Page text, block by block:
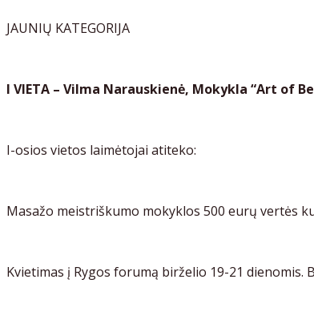
JAUNIŲ KATEGORIJA
I VIETA – Vilma Narauskienė, Mokykla “Art of
I-osios vietos laimėtojai atiteko:
Masažo meistriškumo mokyklos 500 eurų vertės
Kvietimas į Rygos forumą birželio 19-21